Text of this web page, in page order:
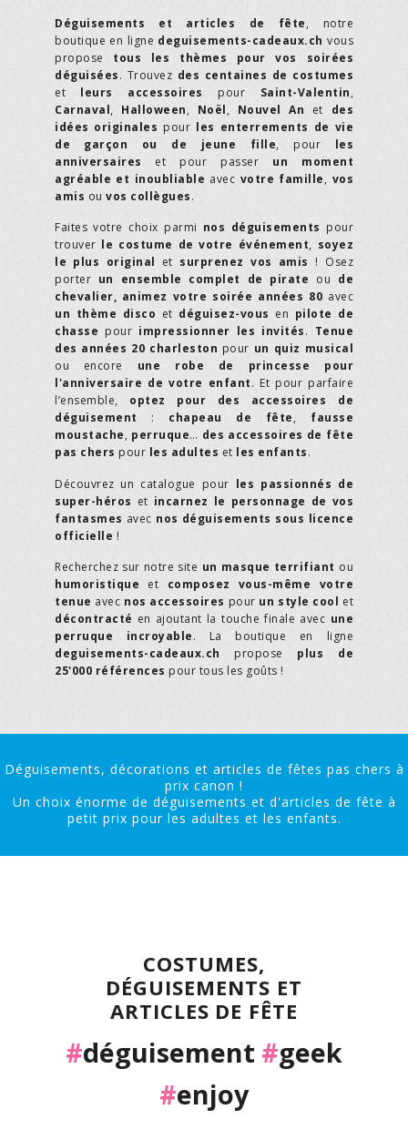
Déguisements et articles de fête, notre
boutique en ligne deguisements-cadeaux.ch vous
propose tous les thèmes pour vos soirées
déguisées. Trouvez des centaines de costumes
et leurs accessoires pour Saint-Valentin,
Carnaval, Halloween, Noël, Nouvel An et des
idées originales pour les enterrements de vie
de garçon ou de jeune fille, pour les
anniversaires et pour passer un moment
agréable et inoubliable avec votre famille, vos
amis ou vos collègues.
Faites votre choix parmi nos déguisements pour
trouver le costume de votre événement, soyez
le plus original et surprenez vos amis ! Osez
porter un ensemble complet de pirate ou de
chevalier, animez votre soirée années 80 avec
un thème disco et déguisez-vous en pilote de
chasse pour impressionner les invités. Tenue
des années 20 charleston pour un quiz musical
ou encore une robe de princesse pour
l'anniversaire de votre enfant. Et pour parfaire
l’ensemble, optez pour des accessoires de
déguisement : chapeau de fête, fausse
moustache, perruque… des accessoires de fête
pas chers pour les adultes et les enfants.
Découvrez un catalogue pour les passionnés de
super-héros et incarnez le personnage de vos
fantasmes avec nos déguisements sous licence
officielle !
Recherchez sur notre site un masque terrifiant ou
humoristique et composez vous-même votre
tenue avec nos accessoires pour un style cool et
décontracté en ajoutant la touche finale avec une
perruque incroyable. La boutique en ligne
deguisements-cadeaux.ch propose plus de
25'000 références pour tous les goûts !
Déguisements, décorations et articles de fêtes pas chers à
prix canon !
Un choix énorme de déguisements et d'articles de fête à
petit prix pour les adultes et les enfants.
COSTUMES,
DÉGUISEMENTS ET
ARTICLES DE FÊTE
#déguisement #geek
#enjoy